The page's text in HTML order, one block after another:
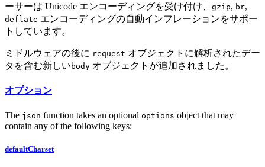
ーサーは Unicode エンコーディングを受け付け、 gzip, br,
deflate エンコーディングの自動インフレーションをサポー
トしています。
ミドルウェアの後に request オブジェクトに解析されたデー
タを含む新しい body オブジェクトが追加されました。
オプション
The json function takes an optional options object that may
contain any of the following keys:
defaultCharset